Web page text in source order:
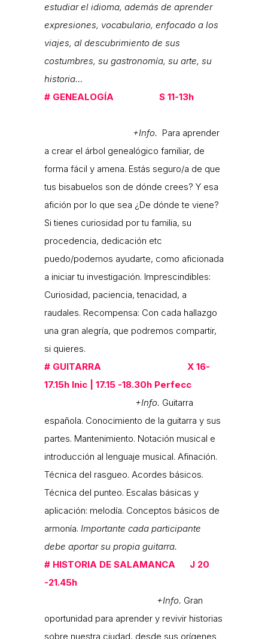
estudiar el idioma, además de aprender
expresiones, vocabulario, enfocado a los
viajes, al descubrimiento de sus
costumbres, su gastronomía, su arte, su
historia…
# GENEALOGÍA S 11-13h
+Info. Para aprender
a crear el árbol genealógico familiar, de
forma fácil y amena. Estás seguro/a de que
tus bisabuelos son de dónde crees? Y esa
afición por lo que sea ¿De dónde te viene?
Si tienes curiosidad por tu familia, su
procedencia, dedicación etc
puedo/podemos ayudarte, como aficionada
a iniciar tu investigación. Imprescindibles:
Curiosidad, paciencia, tenacidad, a
raudales. Recompensa: Con cada hallazgo
una gran alegría, que podremos compartir,
si quieres.
# GUITARRA X 16-
17.15h Inic | 17.15 -18.30h Perfecc
+Info. Guitarra
española. Conocimiento de la guitarra y sus
partes. Mantenimiento. Notación musical e
introducción al lenguaje musical. Afinación.
Técnica del rasgueo. Acordes básicos.
Técnica del punteo. Escalas básicas y
aplicación: melodía. Conceptos básicos de
armonía. Importante cada participante
debe aportar su propia guitarra.
# HISTORIA DE SALAMANCA J 20
-21.45h
+Info. Gran
oportunidad para aprender y revivir historias
sobre nuestra ciudad, desde sus orígenes